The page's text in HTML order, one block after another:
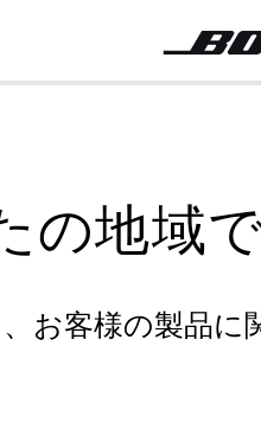
の地域
お客様の製品